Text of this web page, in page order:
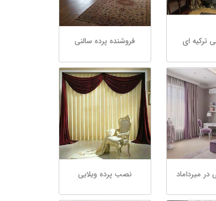
ترکیه ای فروشنده پرده سالنی
میرداماد نصب پرده ویلایی